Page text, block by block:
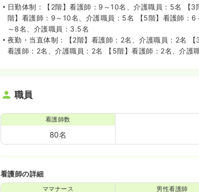
日勤体制：【2階】看護師：9～10名、介護職員：5名 【
階】看護師：9～10名、介護職員：5名 【5階】看護師：
～8名、介護職員：3.5名
夜勤・当直体制：【2階】看護師：2名、介護職員：2名
看護師：2名、介護職員：2名 【5階】看護師：2名、介護
職員
看護師数
80名
看護師の詳細
ママナース 男性看護師